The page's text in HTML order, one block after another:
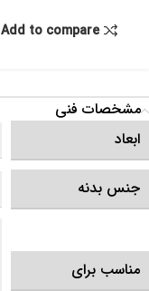
Add to compare
مشخصات فنی
ابعاد
جنس بدنه
مناسب برای